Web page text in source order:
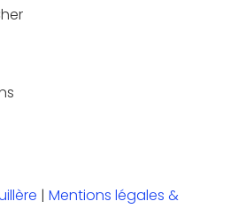
| Mentions légales &